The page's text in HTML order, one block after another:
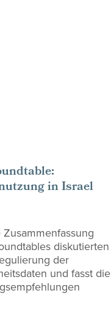
in Israel
diskutierten
der
und fasst die